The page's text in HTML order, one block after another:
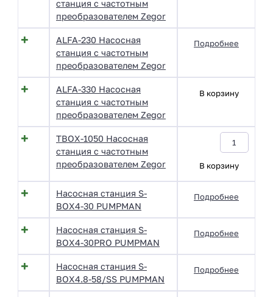
станция с частотным
преобразователем Zegor
ALFA-230 Насосная
станция с частотным
преобразователем Zegor
Подробнее
ALFA-330 Насосная
станция с частотным
преобразователем Zegor
В корзину
TBOX-1050 Насосная
станция с частотным
преобразователем Zegor
В корзину
Насосная станция S-
BOX4-30 PUMPMAN
Подробнее
Насосная станция S-
BOX4-30PRO PUMPMAN
Подробнее
Насосная станция S-
BOX4.8-58/SS PUMPMAN
Подробнее